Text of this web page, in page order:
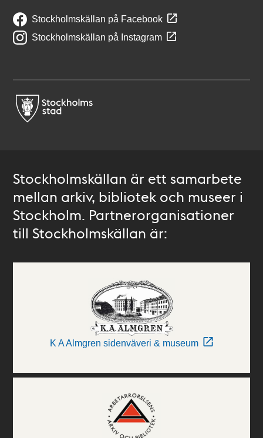
Stockholmskällan på Facebook
Stockholmskällan på Instagram
Stockholmskällan är ett samarbete
mellan arkiv, bibliotek och museer i
Stockholm. Partnerorganisationer
till Stockholmskällan är:
K A Almgren sidenväveri & museum